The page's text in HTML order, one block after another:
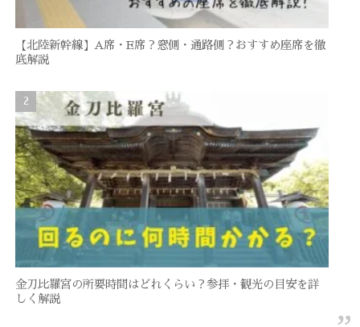
【北陸新幹線】A席・E席？窓側・通路側？おすすめ座席を徹
底解説
金刀比羅宮の所要時間はどれくらい？参拝・観光の目安を詳
しく解説